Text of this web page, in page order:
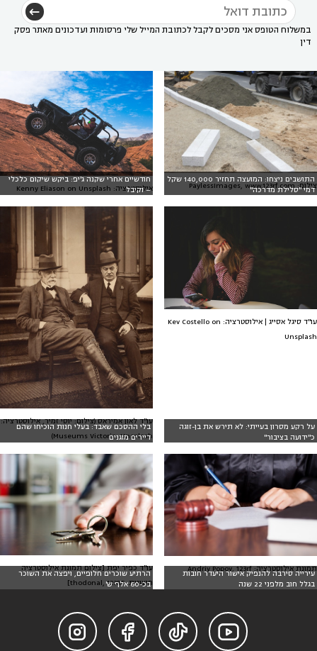
במשלוח הטופס אני מסכים לקבל לכתובת המייל שלי פרסומות ועדכונים מאתר פסק
דין
התושבים ניצחו: המועצה תחזיר 140,000 שקל
דמי "סלילת מדרכה"
צילום: PaylessImages, www.123rf.com
חודשיים אחרי שקנה ג'יפ: ביקש שיקום כלכלי
– וקיבל
אילוסטרציה: Kenny Eliason on Unsplash
על רקע מסרון בעייתי: לא תירש את בן-זוגה
כ"ידועה בציבור"
עו"ד סיגל אסייג | אילוסטרציה: Kev Costello on
Unsplash
בלי ההסכם שאבד: בעלי חנות הוכיחו שהם
דיירים מוגנים
עו"ד לאון אמיראס (צילום: יוסי זמיר, אילוסטרציה:
Museums Victoria, Unsplash)
עירייה סירבה להנפיק אישור היעדר חובות
בגלל חוב מלפני 22 שנה
תמונת אילוסטרציה: Andriy Popov, 123rf
הרתיע שוכרים חלופיים, ויפצה את השוכר
בכ-60 אלף ש'
עו"ד כפיר יפת [צילום תמונת אילוסטרציה
חיצונית: thodonal, 123RF]



